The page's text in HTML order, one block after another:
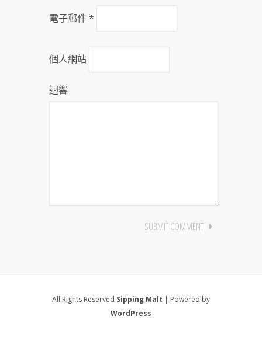
電子郵件*
個人網站
迴響
All Rights Reserved Sipping Malt | Powered by
WordPress